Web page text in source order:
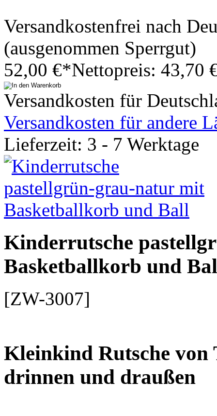
Versandkostenfrei nach
(ausgenommen Sperrgut)
52,00 €*Nettopreis: 43,70
Versandkosten für
Versandkosten für andere
Lieferzeit: 3 - 7 Werktage
Kinderrutsche
Basketballkorb und
[ZW-3007]
Kleinkind Rutsche von
drinnen und draußen